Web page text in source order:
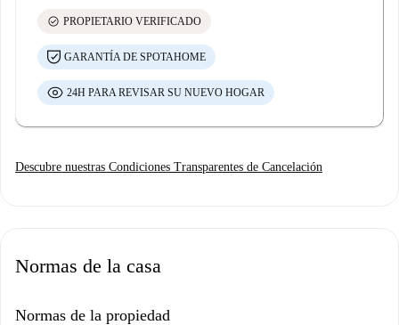
check_circle PROPIETARIO VERIFICADO
GARANTÍA DE SPOTAHOME
24H PARA REVISAR SU NUEVO HOGAR
Descubre nuestras Condiciones Transparentes de Cancelación
Normas de la casa
Normas de la propiedad